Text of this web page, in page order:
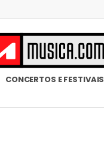
CONCERTOS E FESTIVAIS